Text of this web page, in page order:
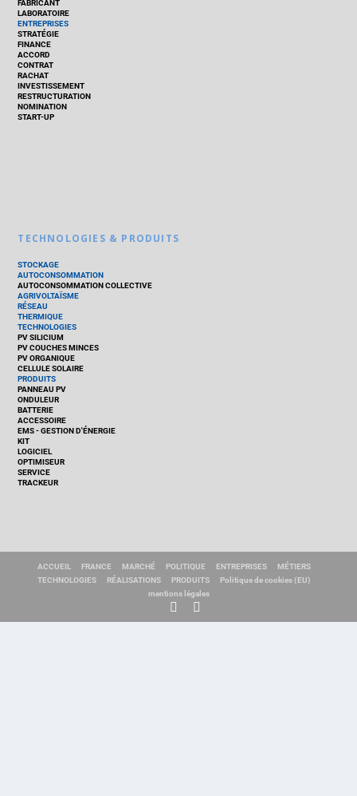
FABRICANT
LABORATOIRE
ENTREPRISES
STRATÉGIE
FINANCE
ACCORD
CONTRAT
RACHAT
INVESTISSEMENT
RESTRUCTURATION
NOMINATION
START-UP
TECHNOLOGIES & PRODUITS
STOCKAGE
AUTOCONSOMMATION
AUTOCONSOMMATION COLLECTIVE
AGRIVOLTAÏSME
RÉSEAU
THERMIQUE
TECHNOLOGIES
PV SILICIUM
PV COUCHES MINCES
PV ORGANIQUE
CELLULE SOLAIRE
PRODUITS
PANNEAU PV
ONDULEUR
BATTERIE
ACCESSOIRE
EMS - GESTION D'ÉNERGIE
KIT
LOGICIEL
OPTIMISEUR
SERVICE
TRACKEUR
ACCUEIL FRANCE MARCHÉ POLITIQUE ENTREPRISES
MÉTIERS
TECHNOLOGIES
RÉALISATIONS PRODUITS
Politique de cookies (EU)
mentions légales